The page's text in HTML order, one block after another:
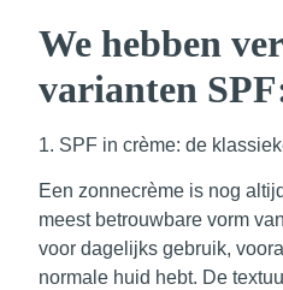
We hebben
varianten
1. SPF in crème: de
Een zonnecrème is nog
meest betrouwbare vorm
voor dagelijks gebruik,
normale huid hebt. De